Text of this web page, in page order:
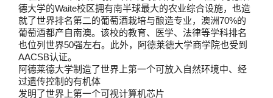
德大学的Waite校区拥有南半球最大的农业综合设施，也造
就了世界排名第二的葡萄酒栽培与酿造专业，澳洲70%的
葡萄酒都产自南澳。该校的教育、医学、法律等学科排名
也位列世界50强左右。此外，阿德莱德大学商学院也受到
AACSB认证。
阿德莱德大学制造了世界上第一个可放入自然环境中、经
过遗传控制的有机体
发明了世界上第一个可视计算机芯片